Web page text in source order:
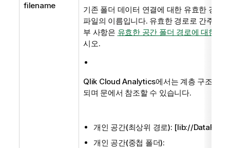
filename 기존 폴더 데이터 연결에 대한 유효한 경로
파일의 이름입니다. 유효한 경로로 간주되
부 사항은 유효한 공간 폴더 경로에 대한 규
시오.
Qlik Cloud Analytics에서는 계층 구조적
되며 문에서 참조할 수 있습니다.
개인 공간(최상위 경로): [lib://
개인 공간(중첩 폴더):